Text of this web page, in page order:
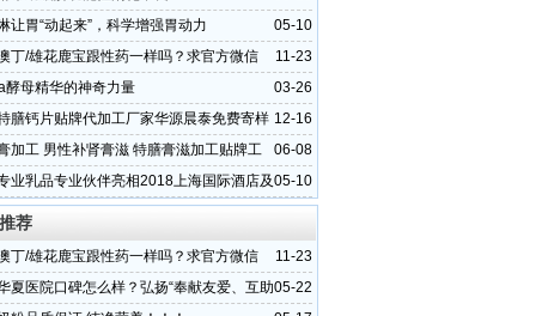
05-10
让胃“动起来”，科学增强胃动力
11-23
丁/雄花鹿宝跟性药一样吗？求官方微信
03-26
酵母精华的神奇力量
12-16
膳钙片贴牌代加工厂家华源晨泰免费寄样
06-08
加工 男性补肾膏滋 特膳膏滋加工贴牌工
晨泰
05-10
业乳品专业伙伴亮相2018上海国际酒店及
览会
荐
11-23
丁/雄花鹿宝跟性药一样吗？求官方微信
05-22
夏医院口碑怎么样？弘扬“奉献友爱、互助